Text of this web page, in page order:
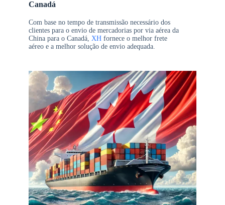
Canadá
Com base no tempo de transmissão necessário dos
clientes para o envio de mercadorias por via aérea da
China para o Canadá, XHfornece o melhor frete
aéreo e a melhor solução de envio adequada.